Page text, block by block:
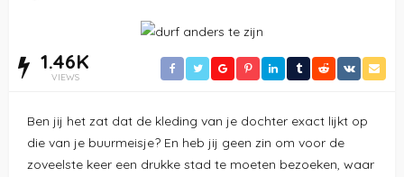
1.46K
VIEWS
Ben jij het zat dat de kleding van je dochter exact lijkt op
die van je buurmeisje? En heb jij geen zin om voor de
zoveelste keer een drukke stad te moeten bezoeken, waar